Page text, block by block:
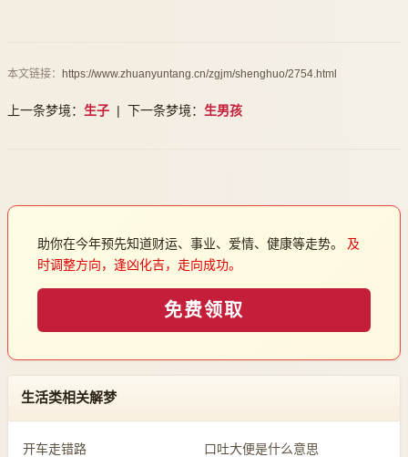
本文链接： https://www.zhuanyuntang.cn/zgjm/shenghuo/2754.html
上一条梦境： 生子 | 下一条梦境： 生男孩
助你在今年预先知道财运、事业、爱情、健康等走势。 及
时调整方向，逢凶化吉，走向成功。
免费领取
生活类相关解梦
开车走错路 口吐大便是什么意思